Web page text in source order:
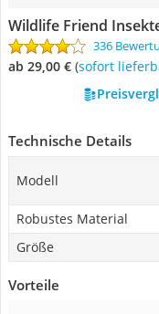
Wildlife Friend
336
ab 29,00 € ( Sofort
Technische Details
Modell
Robustes Material
Größe
Vorteile